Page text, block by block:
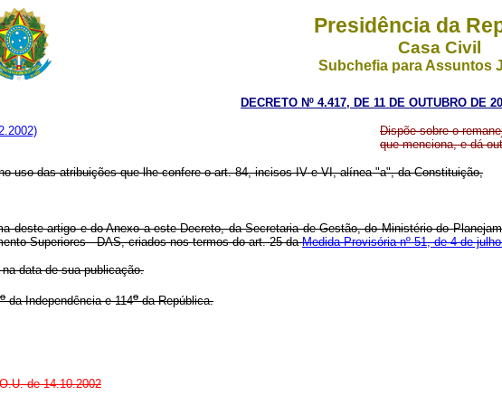
Presidência da
Casa Civil
Subchefia para Assuntos
DECRETO Nº 4.417, DE 11 DE OUTUBRO DE
Dispõe sobre o
que menciona, e dá
uso das atribuições que lhe confere o art. 84, incisos IV e VI, alínea "a", da Constituição,
deste artigo e do Anexo a este Decreto, da Secretaria de Gestão, do Ministério do
Superiores - DAS, criados nos termos do art. 25 daMedida Provisória nº 51, de 4 de
data de sua publicação.
oda Independência e 114oda República.
de 14.10.2002